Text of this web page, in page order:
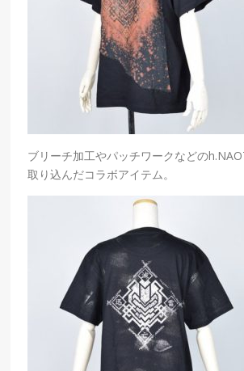
ブリーチ加工やパッチワークなどの
取り込んだコラボアイテム。